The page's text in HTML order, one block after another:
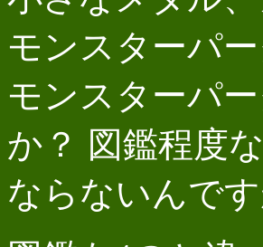
モンスターパ
モンスターパ
か？ 図鑑程度
ならないんです